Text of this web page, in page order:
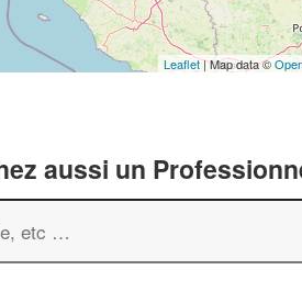
Leaflet| Map data ©
aussi un